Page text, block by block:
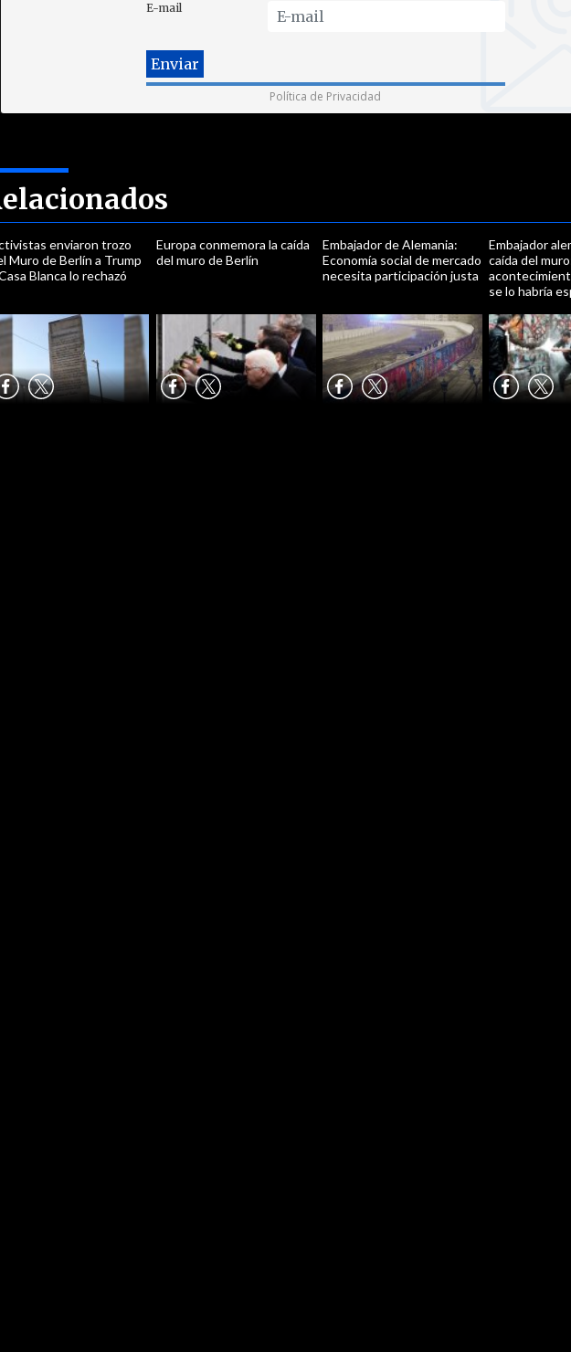
E-mail
Política de Privacidad
enviaron trozo
Muro de Berlín a Trump
Blanca lo rechazó
Europa conmemora la caída
del muro de Berlín
Embajador de Alemania:
Economía social de mercado
necesita participación justa
Embajador
caída del
se lo habría